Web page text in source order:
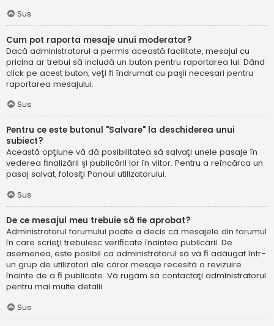
Sus
Cum pot raporta mesaje unui moderator?
Dacă administratorul a permis această facilitate, mesajul cu
pricina ar trebui să includă un buton pentru raportarea lui. Dând
click pe acest buton, veţi fi îndrumat cu paşii necesari pentru
raportarea mesajului.
Sus
Pentru ce este butonul "Salvare" la deschiderea unui
subiect?
Această opţiune vă dă posibilitatea să salvaţi unele pasaje în
vederea finalizării şi publicării lor în viitor. Pentru a reîncărca un
pasaj salvat, folosiţi Panoul utilizatorului.
Sus
De ce mesajul meu trebuie să fie aprobat?
Administratorul forumului poate a decis că mesajele din forumul
în care scrieţi trebuiesc verificate înaintea publicării. De
asemenea, este posibil ca administratorul să vă fi adăugat într-
un grup de utilizatori ale căror mesaje recesită o revizuire
înainte de a fi publicate. Vă rugăm să contactaţi administratorul
pentru mai multe detalii.
Sus